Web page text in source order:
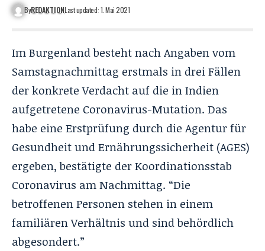
ByREDAKTIONLast updated: 1. Mai 2021
Im Burgenland besteht nach Angaben vom
Samstagnachmittag erstmals in drei Fällen
der konkrete Verdacht auf die in Indien
aufgetretene Coronavirus-Mutation. Das
habe eine Erstprüfung durch die Agentur für
Gesundheit und Ernährungssicherheit (AGES)
ergeben, bestätigte der Koordinationsstab
Coronavirus am Nachmittag. “Die
betroffenen Personen stehen in einem
familiären Verhältnis und sind behördlich
abgesondert.”